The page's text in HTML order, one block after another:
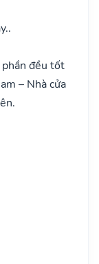
đều tốt
– Nhà cửa